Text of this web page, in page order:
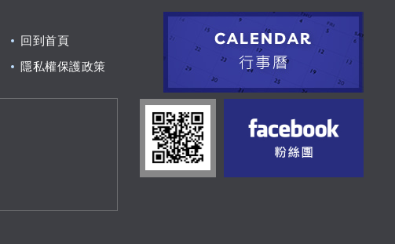
回到首頁
隱私權保護政策